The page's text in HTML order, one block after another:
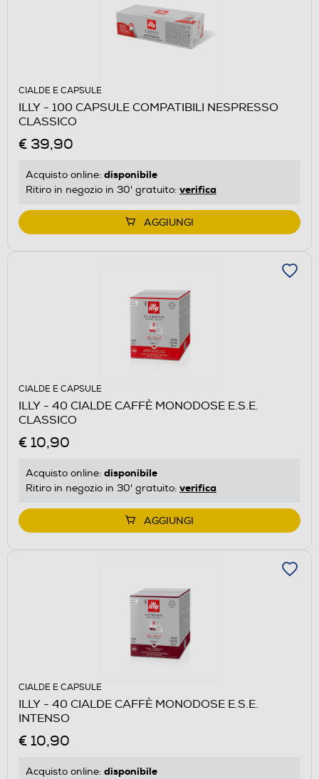
CIALDE E CAPSULE
ILLY - 100 CAPSULE COMPATIBILI NESPRESSO
CLASSICO
€ 39,90
Acquisto online: disponibile
Ritiro in negozio in 30' gratuito: verifica
AGGIUNGI
CIALDE E CAPSULE
ILLY - 40 CIALDE CAFFÈ MONODOSE E.S.E.
CLASSICO
€ 10,90
Acquisto online: disponibile
Ritiro in negozio in 30' gratuito: verifica
AGGIUNGI
CIALDE E CAPSULE
ILLY - 40 CIALDE CAFFÈ MONODOSE E.S.E.
INTENSO
€ 10,90
Acquisto online: disponibile